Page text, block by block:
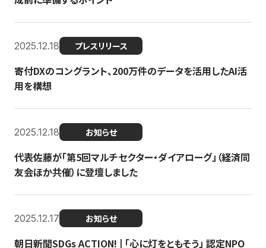
2025.12.18 プレスリリース
寄付DXのコングラント、200万件のデータを活用したAI活
用を構想
2025.12.18 お知らせ
代表佐藤が「第5回マルチセクター・ダイアローグ」（経済同
友会ほか共催）に登壇しました
2025.12.17 お知らせ
朝日新聞SDGs ACTION! | 「心に灯をともそう」 認定NPO